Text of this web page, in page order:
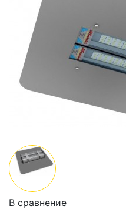
В сравнение